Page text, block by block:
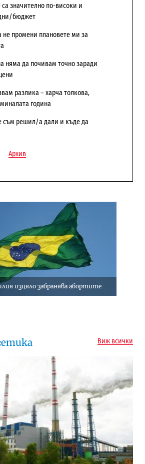
значително по-високи и
бюджет
не промени плановете ми за
няма да почивам точно заради
разлика – харча толкова,
година
съм решил/а дали и къде да
Архив
новина
изцяло забранява абортите
Виж всички